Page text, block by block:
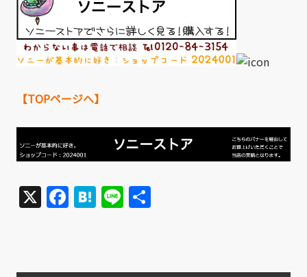
【TOPページへ】
X Facebook
Hatena
Line